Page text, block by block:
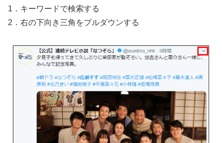
1．キーワードで検索する
2．右の下向き三角をプルダウンする